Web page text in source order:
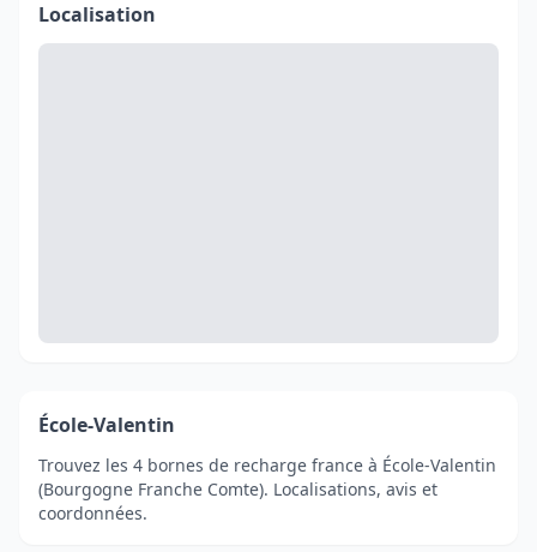
Localisation
École-Valentin
Trouvez les 4 bornes de recharge france à École-Valentin
(Bourgogne Franche Comte). Localisations, avis et
coordonnées.